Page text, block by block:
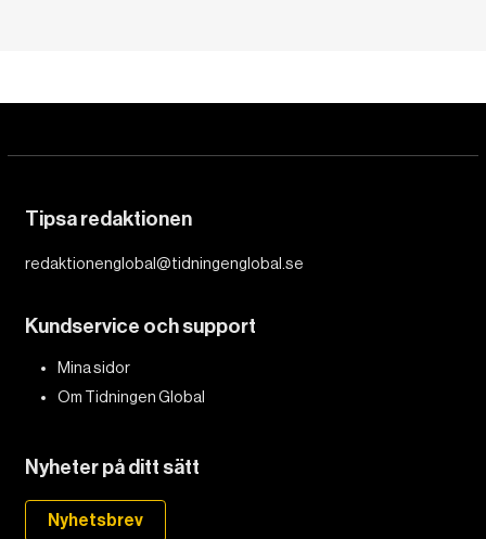
Tipsa redaktionen
redaktionenglobal@tidningenglobal.se
Kundservice och support
Mina sidor
Om Tidningen Global
Nyheter på ditt sätt
Nyhetsbrev